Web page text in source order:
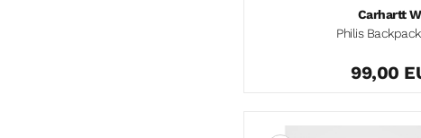
Carhartt
Philis
99,00